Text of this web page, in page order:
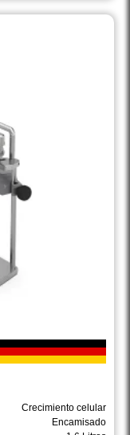
Crecimiento celular
Encamisado